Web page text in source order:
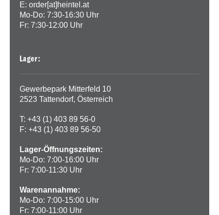
E: order[at]heintel.at
Mo-Do: 7:30-16:30 Uhr
Fr: 7:30-12:00 Uhr
Lager:
Gewerbepark Mitterfeld 10
2523 Tattendorf, Österreich
T: +43 (1) 403 89 56-0
F: +43 (1) 403 89 56-50
Lager-Öffnungszeiten:
Mo-Do: 7:00-16:00 Uhr
Fr: 7:00-11:30 Uhr
Warenannahme:
Mo-Do: 7:00-15:00 Uhr
Fr: 7:00-11:00 Uhr